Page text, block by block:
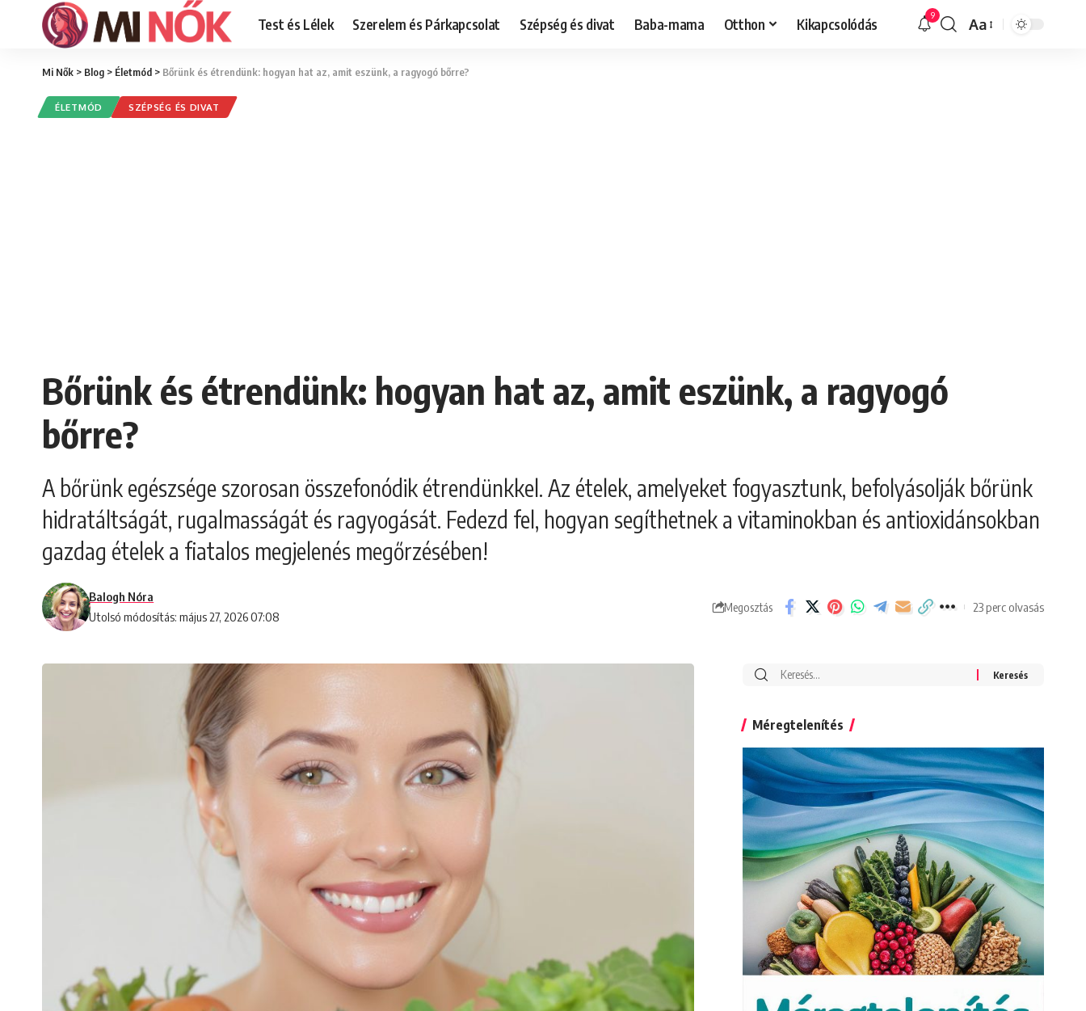
Test és Lélek Szerelem és Párkapcsolat Szépség és divat Baba-mama Otthon Kikapcsolódás 9
Font
Aa
Mi Nők > Blog > Életmód > Bőrünk és étrendünk: hogyan hat az, amit eszünk, a ragyogó bőrre?
ÉLETMÓD SZÉPSÉG ÉS DIVAT
Bőrünk és étrendünk: hogyan hat az, amit eszünk, a ragyogó
bőrre?
A bőrünk egészsége szorosan összefonódik étrendünkkel. Az ételek, amelyeket fogyasztunk, befolyásolják bőrünk
hidratáltságát, rugalmasságát és ragyogását. Fedezd fel, hogyan segíthetnek a vitaminokban és antioxidánsokban
gazdag ételek a fiatalos megjelenés megőrzésében!
Utolsó módosítás: május 27, 2026 07:08
Balogh Nóra
Megosztás 23 perc olvasás
Search
Méregtelenítés